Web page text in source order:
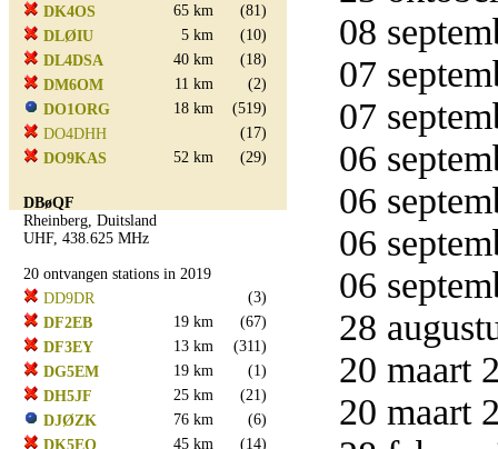
DK4OS
65 km
(81)
DLØIU
5 km
(10)
DL4DSA
40 km
(18)
DM6OM
11 km
(2)
DO1ORG
18 km
(519)
DO4DHH
(17)
DO9KAS
52 km (29)
DBøQF
Rheinberg, Duitsland
UHF, 438.625 MHz
20 ontvangen stations in 2019
DD9DR
(3)
DF2EB
19 km
(67)
DF3EY
13 km
(311)
DG5EM
19 km
(1)
DH5JF
25 km
(21)
DJØZK
76 km
(6)
DK5EO
45 km
(14)
08
07
07
06
06
06
06
28
20 maart
20 maart